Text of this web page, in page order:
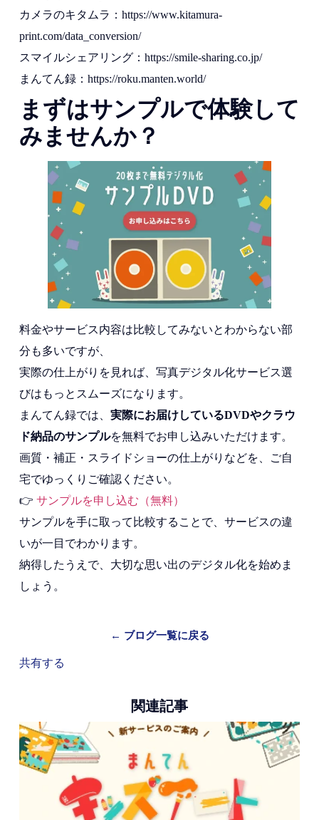
カメラのキタムラ：https://www.kitamura-
print.com/data_conversion/
スマイルシェアリング：https://smile-sharing.co.jp/
まんてん録：https://roku.manten.world/
まずはサンプルで体験して
みませんか？
料金やサービス内容は比較してみないとわからない部
分も多いですが、
実際の仕上がりを見れば、写真デジタル化サービス選
びはもっとスムーズになります。
まんてん録では、 実際にお届けしているDVDやクラウ
ド納品のサンプルを無料でお申し込みいただけます。
画質・補正・スライドショーの仕上がりなどを、ご自
宅でゆっくりご確認ください。
👉 サンプルを申し込む（無料）
サンプルを手に取って比較することで、サービスの違
いが一目でわかります。
納得したうえで、大切な思い出のデジタル化を始めま
しょう。
← ブログ一覧に戻る
共有する
関連記事